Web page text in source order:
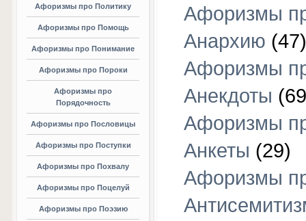
Афоризмы про Политику
Афоризмы про Помощь
Афоризмы про Понимание
Афоризмы про Пороки
Афоризмы про
Порядочность
Афоризмы про Пословицы
Афоризмы про Поступки
Афоризмы про Похвалу
Афоризмы про Поцелуй
Афоризмы про Поэзию
Афоризмы
Анархию (47)
Афоризмы
Анекдоты
Афоризмы
Анкеты (29)
Афоризмы